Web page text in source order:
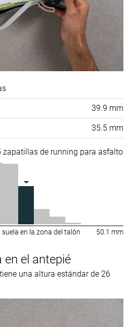
39.9 mm
35.5 mm
zapatillas de running para asfalto
en la zona del talón 50.1 mm
en el antepié
una altura estándar de 26